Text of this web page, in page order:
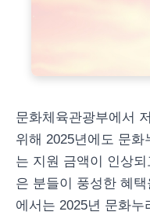
문화체육관광부에서
위해 2025년에도 문화
는 지원 금액이 인상
은 분들이 풍성한 혜
에서는 2025년 문화